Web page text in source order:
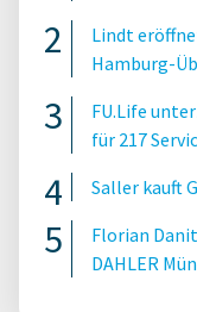
Lindt
Hamburg-
FU.Life
für 217
Saller kauft
Florian
DAHLER